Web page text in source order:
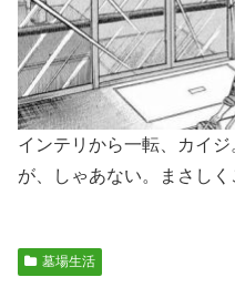
インテリから一転、カイ
が、しゃあない。まさしく
墓場生活